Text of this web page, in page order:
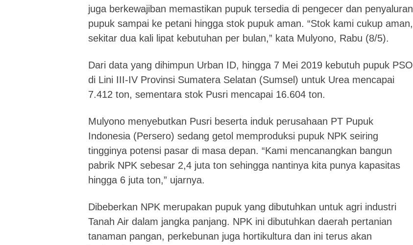
juga berkewajiban memastikan pupuk tersedia di pengecer dan penyaluran
pupuk sampai ke petani hingga stok pupuk aman. “Stok kami cukup aman,
sekitar dua kali lipat kebutuhan per bulan,” kata Mulyono, Rabu (8/5).
Dari data yang dihimpun Urban ID, hingga 7 Mei 2019 kebutuh pupuk PSO
di Lini III-IV Provinsi Sumatera Selatan (Sumsel) untuk Urea mencapai
7.412 ton, sementara stok Pusri mencapai 16.604 ton.
Mulyono menyebutkan Pusri beserta induk perusahaan PT Pupuk
Indonesia (Persero) sedang getol memproduksi pupuk NPK seiring
tingginya potensi pasar di masa depan. “Kami mencanangkan bangun
pabrik NPK sebesar 2,4 juta ton sehingga nantinya kita punya kapasitas
hingga 6 juta ton,” ujarnya.
Dibeberkan NPK merupakan pupuk yang dibutuhkan untuk agri industri
Tanah Air dalam jangka panjang. NPK ini dibutuhkan daerah pertanian
tanaman pangan, perkebunan juga hortikultura dan ini terus akan